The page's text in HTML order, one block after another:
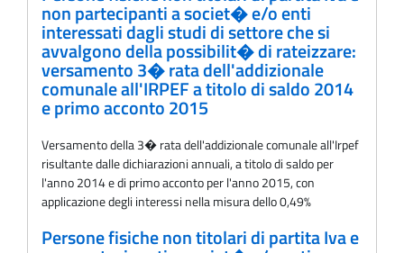
non partecipanti a societ� e/o enti
interessati dagli studi di settore che si
avvalgono della possibilit� di rateizzare:
versamento 3� rata dell'addizionale
comunale all'IRPEF a titolo di saldo 2014
e primo acconto 2015
Versamento della 3� rata dell'addizionale comunale all'Irpef
risultante dalle dichiarazioni annuali, a titolo di saldo per
l'anno 2014 e di primo acconto per l'anno 2015, con
applicazione degli interessi nella misura dello 0,49%
Persone fisiche non titolari di partita Iva e